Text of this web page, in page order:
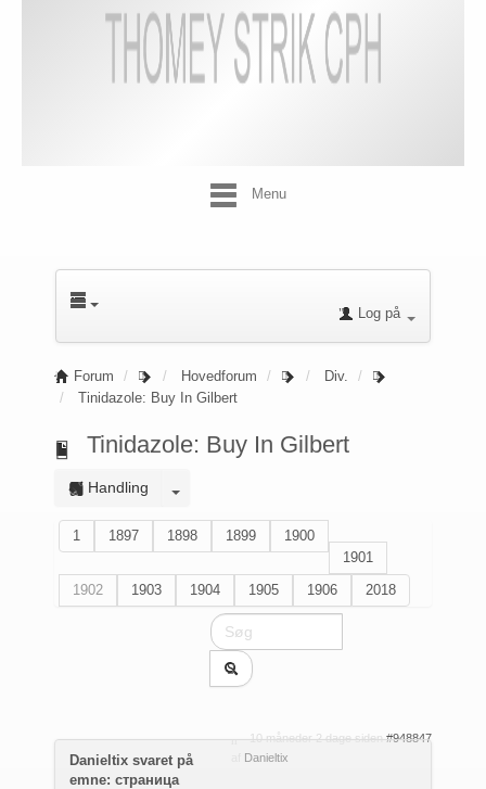
Menu
Log på
Forum Hovedforum
Div.
Tinidazole: Buy In Gilbert
Tinidazole: Buy In Gilbert
Handling
1 1897 1898 1899
1900
1901
1902
1903 1904 1905 1906 2018
10 måneder 2 dage siden #948847
Danieltix
Danieltix svaret på
emne: страница